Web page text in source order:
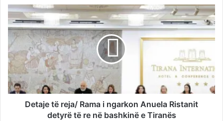
Detaje të reja/ Rama i ngarkon Anuela Ristanit
detyrë të re në bashkinë e Tiranës